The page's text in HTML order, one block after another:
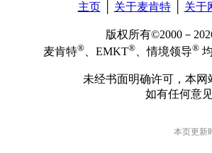
主页│ 关于麦肯特│ 关于
版权所有©2000－
麦肯特® 、EMKT® 、情境领导®
未经书面明确许可，本
如有任何意
本页更新